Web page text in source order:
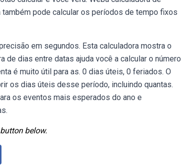
também pode calcular os períodos de tempo fixos
em segundos. Esta calculadora mostra o
de dias entre datas ajuda você a calcular o número
é muito útil para as. 0 dias úteis, 0 feriados. O
os dias úteis desse período, incluindo quantas.
os eventos mais esperados do ano e
below.